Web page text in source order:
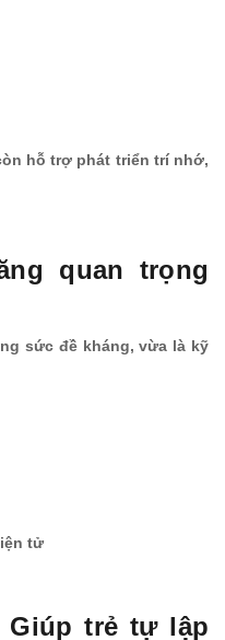
hỗ trợ phát triển trí nhớ,
quan trọng
sức đề kháng, vừa là kỹ
tử
Giúp trẻ tự lập